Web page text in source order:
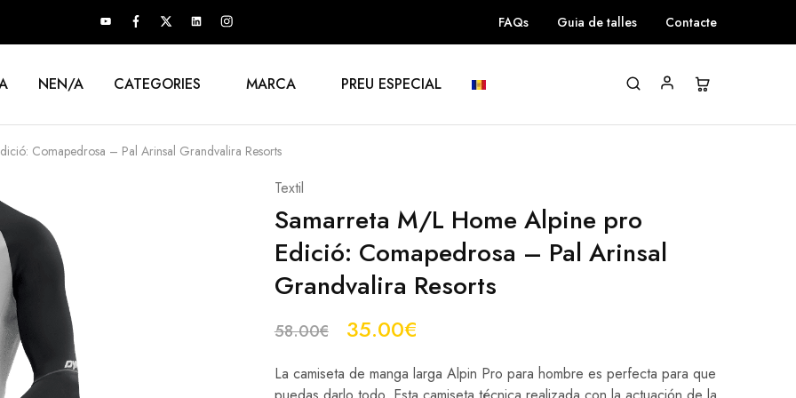
FAQs Guia de talles Contacte
NEN/A CATEGORIES MARCA PREU ESPECIAL
Comapedrosa – Pal Arinsal Grandvalira Resorts
Textil
Samarreta M/L Home Alpine pro
Edició: Comapedrosa – Pal Arinsal
Grandvalira Resorts
58.00€ 35.00€
La camiseta de manga larga Alpin Pro para hombre es perfecta para que